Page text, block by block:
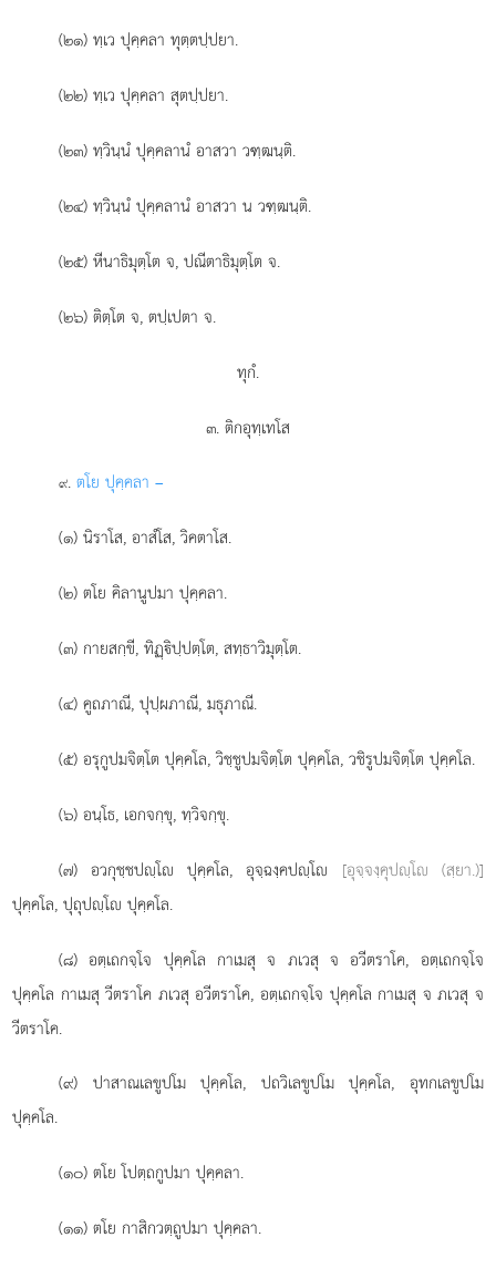
(๒๑) ทฺเว ปุคฺคลา ทุตฺตปฺปยา.
(๒๒) ทฺเว ปุคฺคลา สุตปฺปยา.
(๒๓) ทฺวินฺนํ ปุคฺคลานํ อาสวา วฑฺฒนฺติ.
(๒๔) ทฺวินฺนํ ปุคฺคลานํ อาสวา น วฑฺฒนฺติ.
(๒๕) หีนาธิมุตฺโต จ, ปณีตาธิมุตฺโต จ.
(๒๖) ติตฺโต จ, ตปฺเปตา จ.
ทุกํ.
๓. ติกอุทฺเทโส
๙.ตโย ปุคฺคลา –
(๑) นิราโส, อาสํโส, วิคตาโส.
(๒) ตโย คิลานูปมา ปุคฺคลา.
(๓) กายสกฺขี, ทิฏฺิปฺปตฺโต, สทฺธาวิมุตฺโต.
(๔) คูถภาณี, ปุปฺผภาณี, มธุภาณี.
(๕) อรุกูปมจิตฺโต ปุคฺคโล, วิชฺชูปมจิตฺโต ปุคฺคโล, วชิรูปมจิตฺโต ปุคฺคโล.
(๖) อนฺโธ, เอกจกฺขุ, ทฺวิจกฺขุ.
(๗) อวกุชฺชปฺโ ปุคฺคโล, อุจฺฉงฺคปฺโ [อุจฺจงฺคุปฺโ (สฺยา.)]
ปุคฺคโล, ปุถุปฺโ ปุคฺคโล.
(๘) อตฺเถกจฺโจ ปุคฺคโล กาเมสุ จ ภเวสุ จ อวีตราโค, อตฺเถกจฺโจ
ปุคฺคโล กาเมสุ วีตราโค ภเวสุ อวีตราโค, อตฺเถกจฺโจ ปุคฺคโล กาเมสุ จ ภเวสุ จ
วีตราโค.
(๙) ปาสาณเลขูปโม ปุคฺคโล, ปถวิเลขูปโม ปุคฺคโล, อุทกเลขูปโม
ปุคฺคโล.
(๑๐) ตโย โปตฺถกูปมา ปุคฺคลา.
(๑๑) ตโย กาสิกวตฺถูปมา ปุคฺคลา.